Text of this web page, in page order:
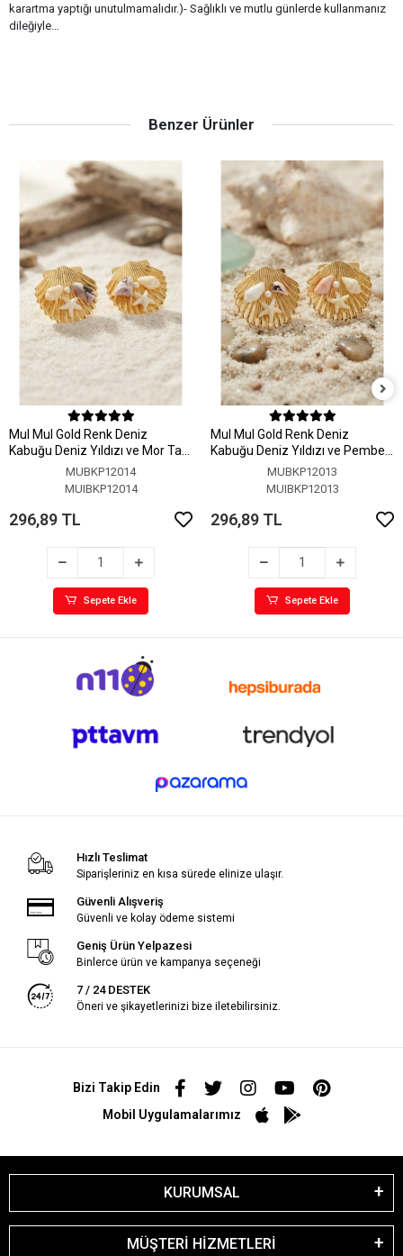
karartma yaptığı unutulmamalıdır.)- Sağlıklı ve mutlu günlerde kullanmanız
dileğiyle…
Benzer Ürünler
MuI MuI Gold Renk Deniz
Kabuğu Deniz Yıldızı ve Mor Taş
Detaylı KüpeMUBKP12014
MUIBKP12014
296,89 TL
Sepete Ekle
MuI MuI Gold Renk Deniz
Kabuğu Deniz Yıldızı ve Pembe
Taş Detaylı Küpe
MUBKP12013
MUIBKP12013
296,89 TL
Sepete Ekle
Hızlı Teslimat
Siparişleriniz en kısa sürede elinize ulaşır.
Güvenli Alışveriş
Güvenli ve kolay ödeme sistemi
Geniş Ürün Yelpazesi
Binlerce ürün ve kampanya seçeneği
7 / 24 DESTEK
Öneri ve şikayetlerinizi bize iletebilirsiniz.
Bizi Takip Edin
Mobil Uygulamalarımız
KURUMSAL
MÜŞTERİ HİZMETLERİ